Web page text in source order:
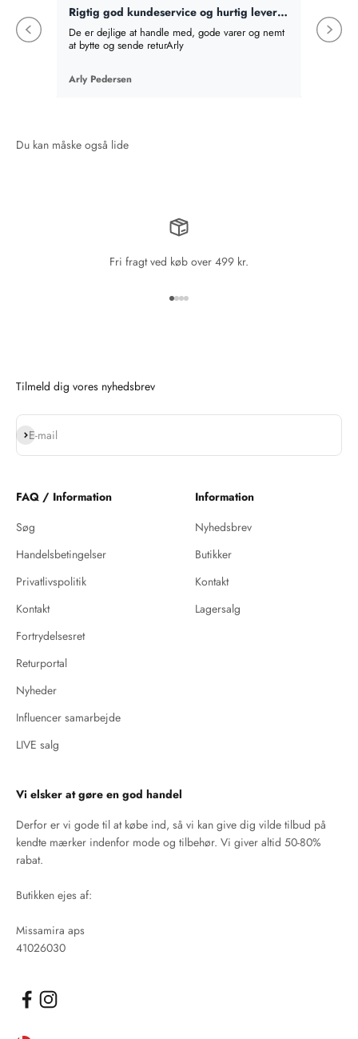
Rigtig god kundeservice og hurtig levering
De er dejlige at handle med, gode varer og nemt
at bytte og sende returArly
Arly Pedersen
det
Fri fragt ved køb over 499 kr.
Tilmeld dig vores nyhedsbrev
E-mail
Abonnér
FAQ / Information
Søg
Handelsbetingelser
Privatlivspolitik
Kontakt
Fortrydelsesret
Returportal
Nyheder
Influencer samarbejde
LIVE salg
Information
Nyhedsbrev
Butikker
Kontakt
Lagersalg
Vi elsker at gøre en god handel
Derfor er vi gode til at købe ind, så vi kan give dig vilde tilbud på
kendte mærker indenfor mode og tilbehør. Vi giver altid 50-80%
rabat.
Butikken ejes af:
Missamira aps
41026030